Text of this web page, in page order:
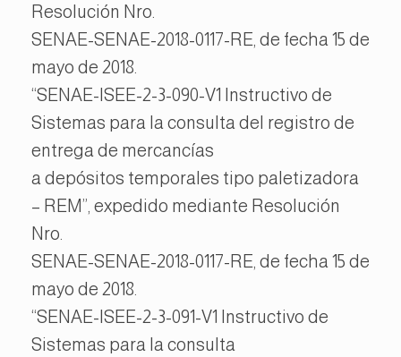
Resolución Nro.
SENAE-SENAE-2018-0117-RE, de fecha 15 de
mayo de 2018.
“SENAE-ISEE-2-3-090-V1 Instructivo de
Sistemas para la consulta del registro de
entrega de mercancías
a depósitos temporales tipo paletizadora
– REM”, expedido mediante Resolución
Nro.
SENAE-SENAE-2018-0117-RE, de fecha 15 de
mayo de 2018.
“SENAE-ISEE-2-3-091-V1 Instructivo de
Sistemas para la consulta